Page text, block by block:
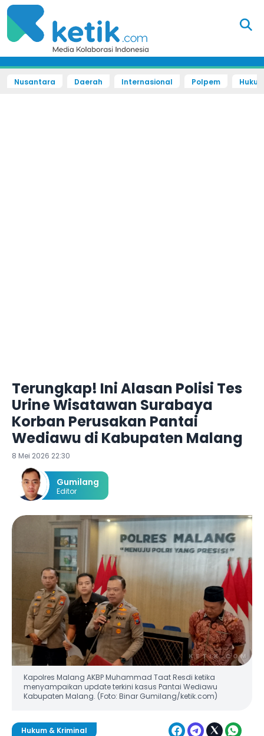
Nusantara Daerah Internasional Polpem
Terungkap! Ini Alasan Polisi Tes
Urine Wisatawan Surabaya
Korban Perusakan Pantai
Wediawu di Kabupaten Malang
8 Mei 2026 22:30
Gumilang
Editor
Kapolres Malang AKBP Muhammad Taat Resdi ketika
menyampaikan update terkini kasus Pantai Wediawu
Kabupaten Malang. (Foto: Binar Gumilang/ketik.com)
Hukum & Kriminal